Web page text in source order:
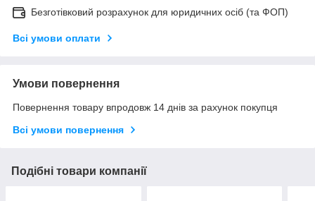
Безготівковий розрахунок для юридичних осіб (та ФОП)
Всі умови оплати
Умови повернення
Повернення товару впродовж 14 днів за рахунок покупця
Всі умови повернення
Подібні товари компанії